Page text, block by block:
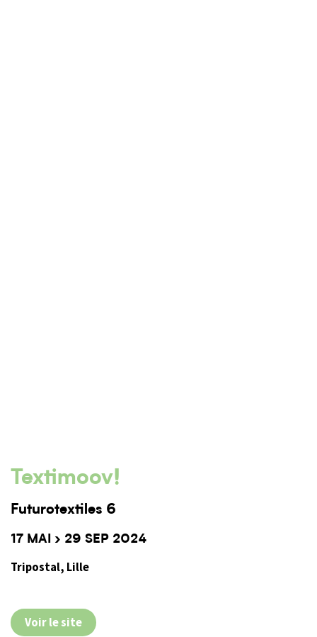
Textimoov!
Futurotextiles 6
17 MAI › 29 SEP 2024
Tripostal, Lille
Voir le site